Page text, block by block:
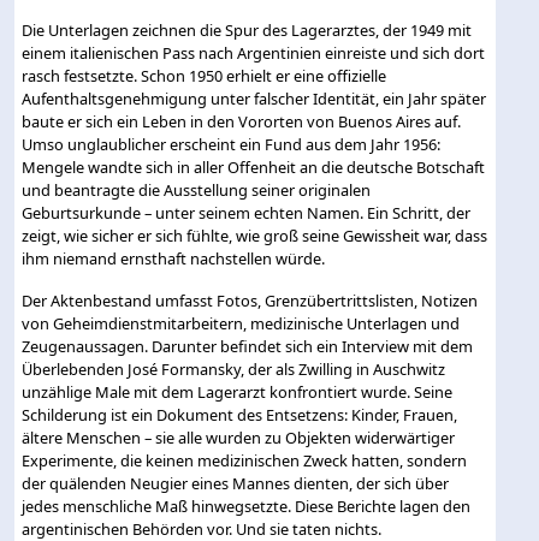
Die Unterlagen zeichnen die Spur des Lagerarztes, der 1949 mit
einem italienischen Pass nach Argentinien einreiste und sich dort
rasch festsetzte. Schon 1950 erhielt er eine offizielle
Aufenthaltsgenehmigung unter falscher Identität, ein Jahr später
baute er sich ein Leben in den Vororten von Buenos Aires auf.
Umso unglaublicher erscheint ein Fund aus dem Jahr 1956:
Mengele wandte sich in aller Offenheit an die deutsche Botschaft
und beantragte die Ausstellung seiner originalen
Geburtsurkunde – unter seinem echten Namen. Ein Schritt, der
zeigt, wie sicher er sich fühlte, wie groß seine Gewissheit war, dass
ihm niemand ernsthaft nachstellen würde.
Der Aktenbestand umfasst Fotos, Grenzübertrittslisten, Notizen
von Geheimdienstmitarbeitern, medizinische Unterlagen und
Zeugenaussagen. Darunter befindet sich ein Interview mit dem
Überlebenden José Formansky, der als Zwilling in Auschwitz
unzählige Male mit dem Lagerarzt konfrontiert wurde. Seine
Schilderung ist ein Dokument des Entsetzens: Kinder, Frauen,
ältere Menschen – sie alle wurden zu Objekten widerwärtiger
Experimente, die keinen medizinischen Zweck hatten, sondern
der quälenden Neugier eines Mannes dienten, der sich über
jedes menschliche Maß hinwegsetzte. Diese Berichte lagen den
argentinischen Behörden vor. Und sie taten nichts.